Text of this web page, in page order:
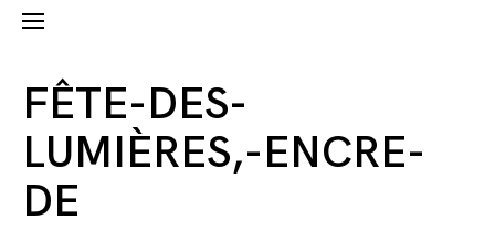
FÊTE-DES-
LUMIÈRES,-ENCRE-
DE